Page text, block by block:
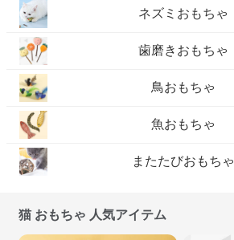
ネズミおもちゃ
歯磨きおもちゃ
鳥おもちゃ
魚おもちゃ
またたびおもちゃ
猫 おもちゃ 人気アイテム